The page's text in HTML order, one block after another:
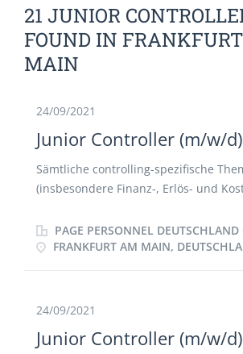
21 JUNIOR
FOUND IN
MAIN
24/09/2021
Junior Controller (m/w/d)
Sämtliche controlling-spezifische
(insbesondere Finanz-, Erlös- und
Reportings Vorbereitung von Business
Kommentierung eines
aussagekräftigen Jahresplanung und
Maßnahmen zur Sicherstellung der
PAGE PERSONNEL
FRANKFURT AM MAIN,
24/09/2021
Junior Controller (m/w/d)